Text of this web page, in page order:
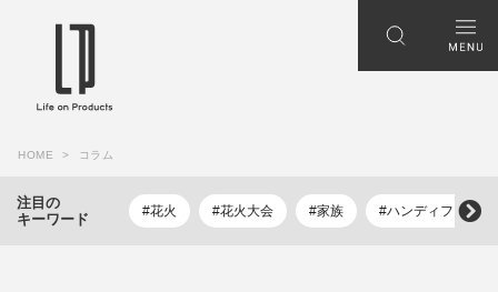
HOME コラム
注目の
キーワード
#花火 #花火大会 #家族 #ハンディファン